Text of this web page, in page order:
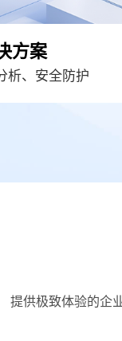
方案
析、安全防护
提供极致体验的企